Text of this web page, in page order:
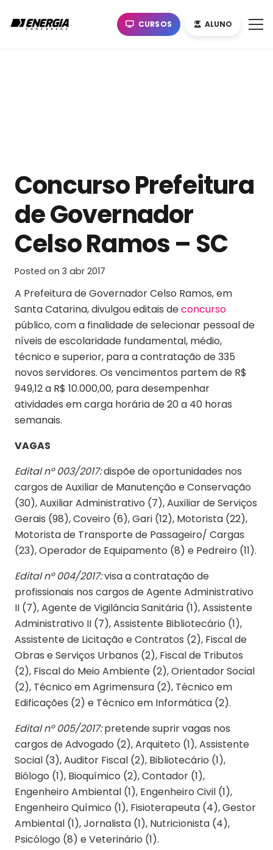
CURSOS ALUNO
Concurso Prefeitura
de Governador
Celso Ramos – SC
Posted on 3 abr 2017
A Prefeitura de Governador Celso Ramos, em
Santa Catarina, divulgou editais deconcurso
público, com a finalidade de selecionar pessoal de
níveis de escolaridade fundamental, médio,
técnico e superior, para a contratação de 335
novos servidores. Os vencimentos partem de R$
949,12 a R$ 10.000,00, para desempenhar
atividades em carga horária de 20 a 40 horas
semanais.
VAGAS
Edital nº 003/2017:dispõe de oportunidades nos
cargos de Auxiliar de Manutenção e Conservação
(30), Auxiliar Administrativo (7), Auxiliar de Serviços
Gerais (98), Coveiro (6), Gari (12), Motorista (22),
Motorista de Transporte de Passageiro/ Cargas
(23), Operador de Equipamento (8) e Pedreiro (11).
Edital nº 004/2017:visa a contratação de
profissionais nos cargos de Agente Administrativo
II (7), Agente de Vigilância Sanitária (1), Assistente
Administrativo II (7), Assistente Bibliotecário (1),
Assistente de Licitação e Contratos (2), Fiscal de
Obras e Serviços Urbanos (2), Fiscal de Tributos
(2), Fiscal do Meio Ambiente (2), Orientador Social
(2), Técnico em Agrimensura (2), Técnico em
Edificações (2) e Técnico em Informática (2).
Edital nº 005/2017:pretende suprir vagas nos
cargos de Advogado (2), Arquiteto (1), Assistente
Social (3), Auditor Fiscal (2), Bibliotecário (1),
Biólogo (1), Bioquímico (2), Contador (1),
Engenheiro Ambiental (1), Engenheiro Civil (1),
Engenheiro Químico (1), Fisioterapeuta (4), Gestor
Ambiental (1), Jornalista (1), Nutricionista (4),
Psicólogo (8) e Veterinário (1).